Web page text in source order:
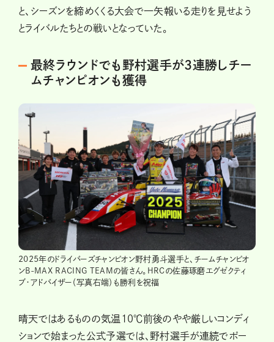
と、シーズンを締めくくる大会で一矢報いる走りを見せよう
とライバルたちとの戦いとなっていた。
最終ラウンドでも野村選手が3連勝しチー
ムチャンピオンも獲得
2025年のドライバーズチャンピオン野村勇斗選手と、チームチャンピオ
ンB-MAX RACING TEAMの皆さん。HRCの佐藤琢磨エグゼクティ
ブ・アドバイザー（写真右端）も勝利を祝福
晴天ではあるものの気温10℃前後のやや厳しいコンディ
ションで始まった公式予選では、野村選手が連続でポー